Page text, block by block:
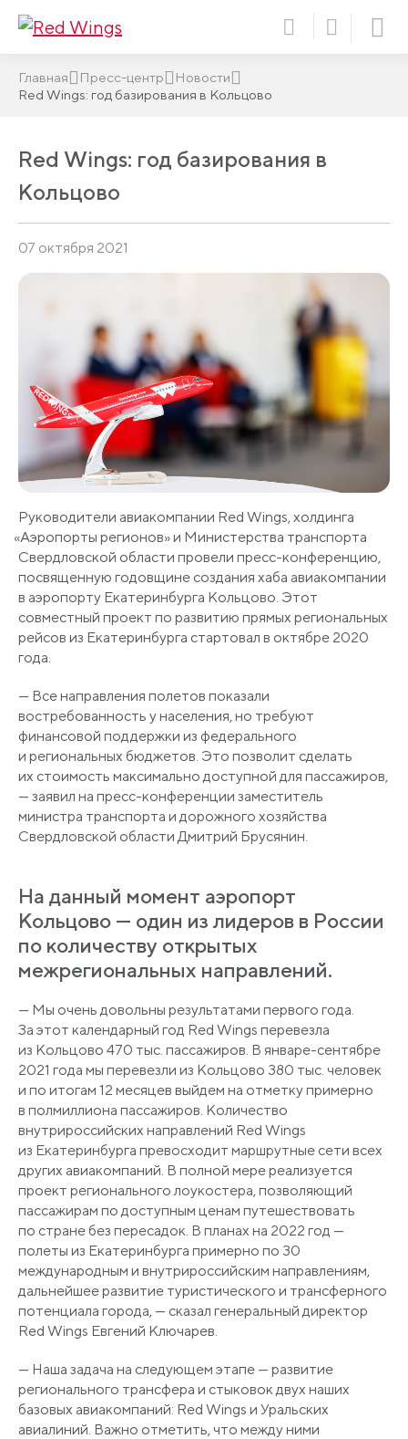
Главная Пресс-центр
Новости
Red Wings: год базирования в Кольцово
Red Wings: год базирования в
Кольцово
07 октября 2021
Руководители авиакомпании Red Wings, холдинга
«Аэропорты регионов» и Министерства транспорта
Свердловской области провели пресс-конференцию,
посвященную годовщине создания хаба авиакомпании
в аэропорту Екатеринбурга Кольцово. Этот
совместный проект по развитию прямых региональных
рейсов из Екатеринбурга стартовал в октябре 2020
года.
— Все направления полетов показали
востребованность у населения, но требуют
финансовой поддержки из федерального
и региональных бюджетов. Это позволит сделать
их стоимость максимально доступной для пассажиров,
— заявил на пресс-конференции заместитель
министра транспорта и дорожного хозяйства
Свердловской области Дмитрий Брусянин.
На данный момент аэропорт
Кольцово — один из лидеров в России
по количеству открытых
межрегиональных направлений.
— Мы очень довольны результатами первого года.
За этот календарный год Red Wings перевезла
из Кольцово 470 тыс. пассажиров. В январе-сентябре
2021 года мы перевезли из Кольцово 380 тыс. человек
и по итогам 12 месяцев выйдем на отметку примерно
в полмиллиона пассажиров. Количество
внутрироссийских направлений Red Wings
из Екатеринбурга превосходит маршрутные сети всех
других авиакомпаний. В полной мере реализуется
проект регионального лоукостера, позволяющий
пассажирам по доступным ценам путешествовать
по стране без пересадок. В планах на 2022 год —
полеты из Екатеринбурга примерно по 30
международным и внутрироссийским направлениям,
дальнейшее развитие туристического и трансферного
потенциала города, — сказал генеральный директор
Red Wings Евгений Ключарев.
— Наша задача на следующем этапе — развитие
регионального трансфера и стыковок двух наших
базовых авиакомпаний: Red Wings и Уральских
авиалиний. Важно отметить, что между ними